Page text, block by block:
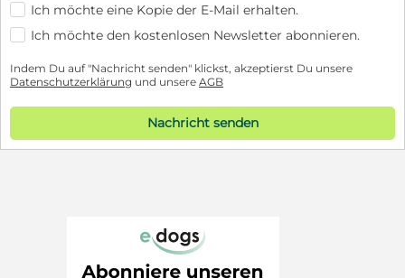
Ich möchte eine Kopie der E-Mail erhalten.
Ich möchte den kostenlosen Newsletter abonnieren.
Indem Du auf "Nachricht senden" klickst, akzeptierst Du unsere
Datenschutzerklärung und unsere AGB
Nachricht senden